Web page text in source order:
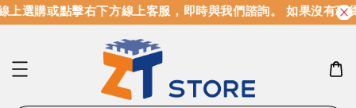
選購或點擊右下方線上客服，即時與我們諮詢。 如果沒有現